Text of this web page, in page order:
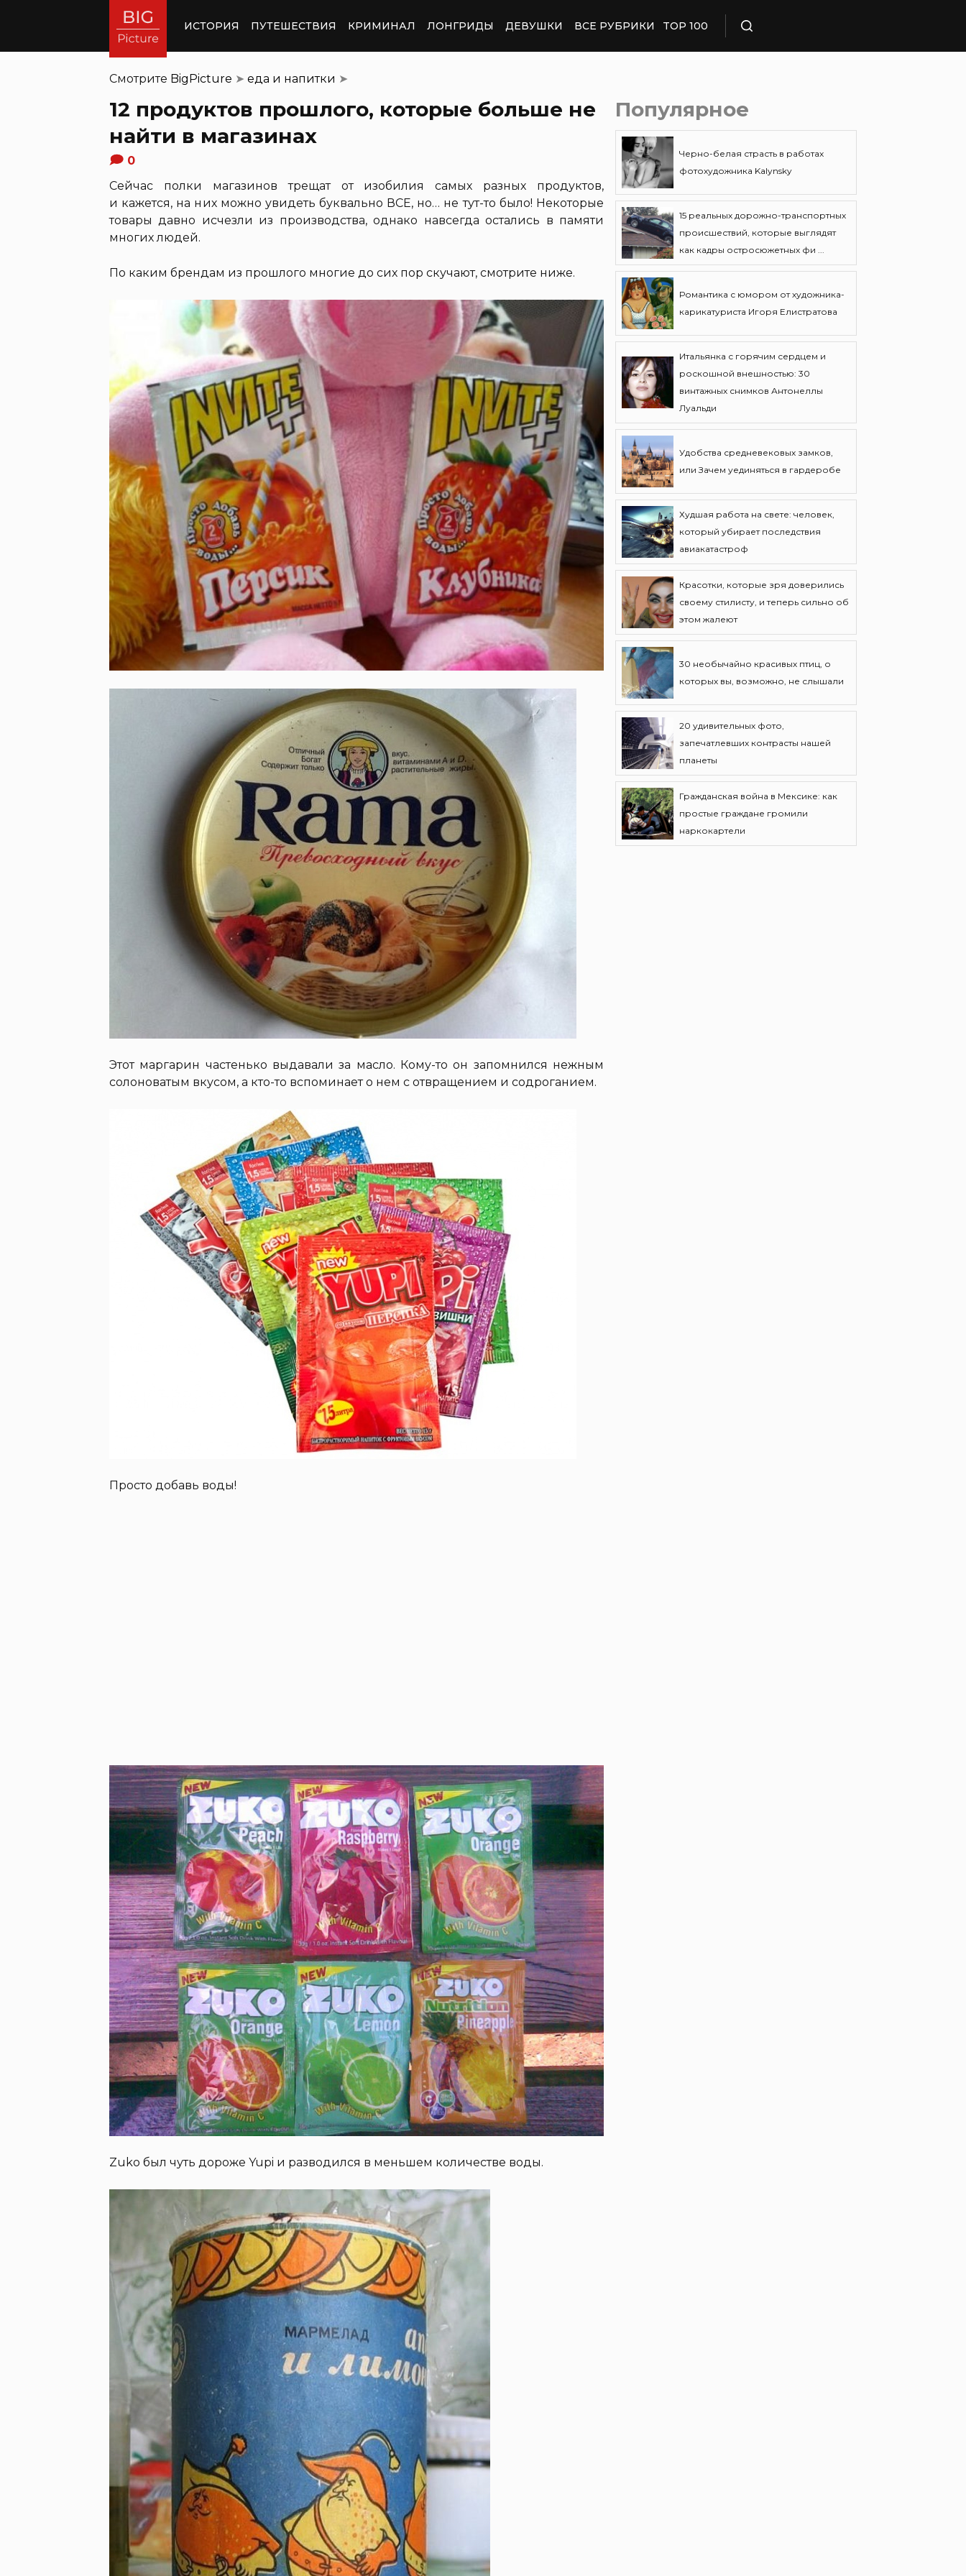
ИСТОРИЯ ПУТЕШЕСТВИЯ КРИМИНАЛ ЛОНГРИДЫ ДЕВУШКИ ВСЕ РУБРИКИ TOP 100
Смотрите BigPicture ➤ еда и напитки ➤
12 продуктов прошлого, которые больше не
найти в магазинах
0
Сейчас полки магазинов трещат от изобилия самых разных продуктов,
и кажется, на них можно увидеть буквально ВСЕ, но… не тут-то было! Некоторые
товары давно исчезли из производства, однако навсегда остались в памяти
многих людей.
По каким брендам из прошлого многие до сих пор скучают, смотрите ниже.
Этот маргарин частенько выдавали за масло. Кому-то он запомнился нежным
солоноватым вкусом, а кто-то вспоминает о нем с отвращением и содроганием.
Просто добавь воды!
Zuko был чуть дороже Yupi и разводился в меньшем количестве воды.
Популярное
Черно-белая страсть в работах
фотохудожника Kalynsky
15 реальных дорожно-транспортных
происшествий, которые выглядят
как кадры остросюжетных фи ...
Романтика с юмором от художника-
карикатуриста Игоря Елистратова
Итальянка с горячим сердцем и
роскошной внешностью: 30
винтажных снимков Антонеллы
Луальди
Удобства средневековых замков,
или Зачем уединяться в гардеробе
Худшая работа на свете: человек,
который убирает последствия
авиакатастроф
Красотки, которые зря доверились
своему стилисту, и теперь сильно об
этом жалеют
30 необычайно красивых птиц, о
которых вы, возможно, не слышали
20 удивительных фото,
запечатлевших контрасты нашей
планеты
Гражданская война в Мексике: как
простые граждане громили
наркокартели